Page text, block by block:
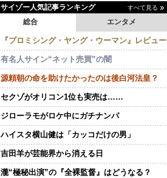
サイゾー人気記事ランキング すべて見る
エンタメ
総合
『プロミシング・ヤング・ウーマン』レビュー
有名人サイン“ネット売買”の闇
源頼朝の命を助けたかったのは後白河法皇？
セクゾがオリコン1位も実売は……
ジローラモがロケ中にガチナンパ
ハイスタ横山健は「カッコだけの男」
吉田羊が芸能界から消える日
瀧“極秘出演”の『全裸監督』はどうなる？